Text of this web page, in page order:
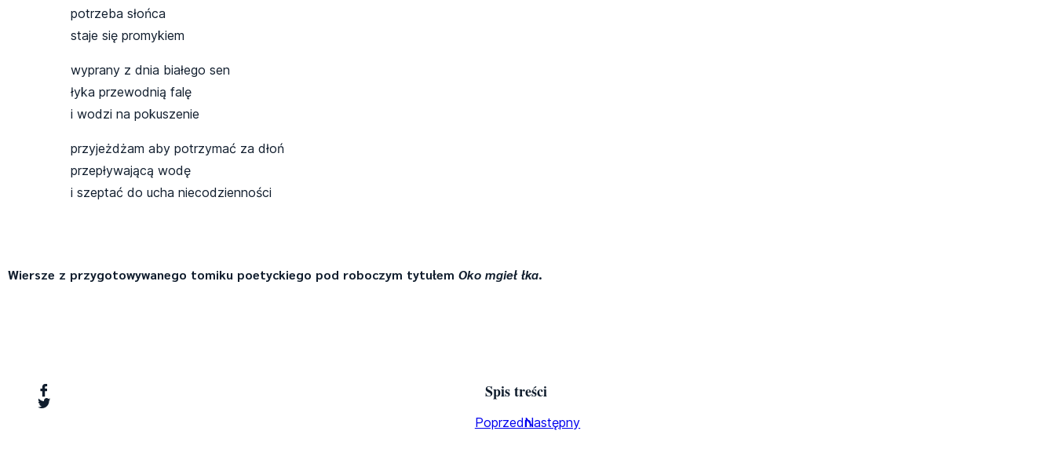
potrzeba słońca
staje się promykiem
wyprany z dnia białego sen
łyka przewodnią falę
i wodzi na pokuszenie
przyjeżdżam aby potrzymać za dłoń
przepływającą wodę
i szeptać do ucha niecodzienności
Wiersze z przygotowywanego tomiku poetyckiego pod roboczym tytułem Oko mgieł łka.
Spis treści
PoprzedniNastępny